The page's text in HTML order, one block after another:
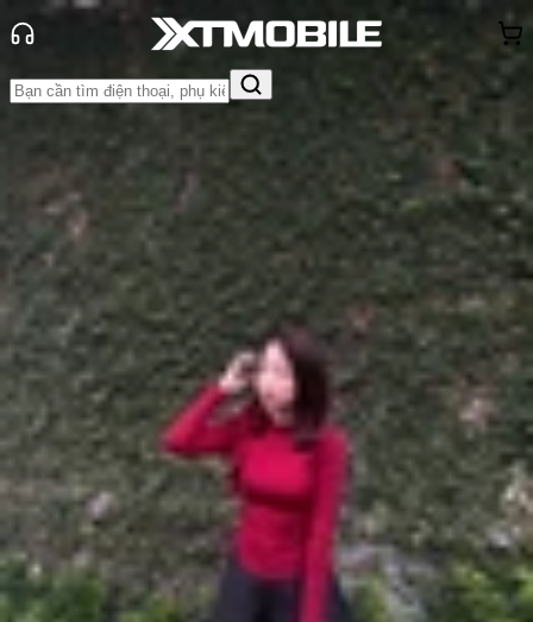
Tin tức
Thủ thuật
Tin Mới
Đánh Giá - Trên Tay So Sánh Tư vấn
Khuyến
mãiThủ thuật Hỏi đáp App - Game Thông báo
Khách
hàng - Sự kiện
Cách chuyển tin nhắn WhatsApp từ
Android sang iOS cực đơn giản
Anh Thư
Ngày đăng:
12/11/2023
Cập nhật: 12/11/2023
Theo dõi XTMobile trên